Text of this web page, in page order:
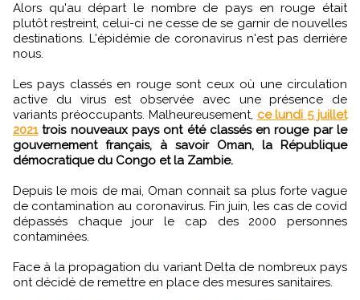
Alors qu'au départ le nombre de pays en rouge était
plutôt restreint, celui-ci ne cesse de se garnir de nouvelles
destinations. L'épidémie de coronavirus n'est pas derrière
nous.
Les pays classés en rouge sont ceux où une circulation
active du virus est observée avec une présence de
variants préoccupants. Malheureusement, ce lundi 5 juillet
2021 trois nouveaux pays ont été classés en rouge par le
gouvernement français, à savoir Oman, la République
démocratique du Congo et la Zambie.
Depuis le mois de mai, Oman connait sa plus forte vague
de contamination au coronavirus. Fin juin, les cas de covid
dépassés chaque jour le cap des 2000 personnes
contaminées.
Face à la propagation du variant Delta de nombreux pays
ont décidé de remettre en place des mesures sanitaires.